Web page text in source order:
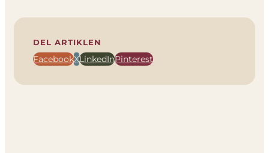
DEL ARTIKLEN
FacebookXLinkedInPinterest